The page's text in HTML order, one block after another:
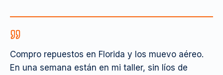
Compro repuestos en Florida y los muevo aéreo.
En una semana están en mi taller, sin líos de